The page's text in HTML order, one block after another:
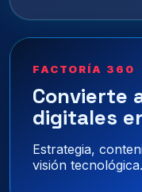
FACTORÍA 360
Convierte
digitales
Estrategia,
visión tecnológica.